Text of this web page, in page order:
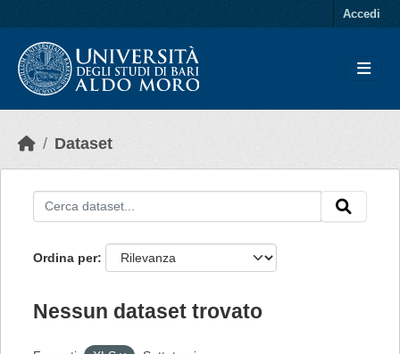
Accedi
Dataset
Ordina per
Nessun dataset trovato